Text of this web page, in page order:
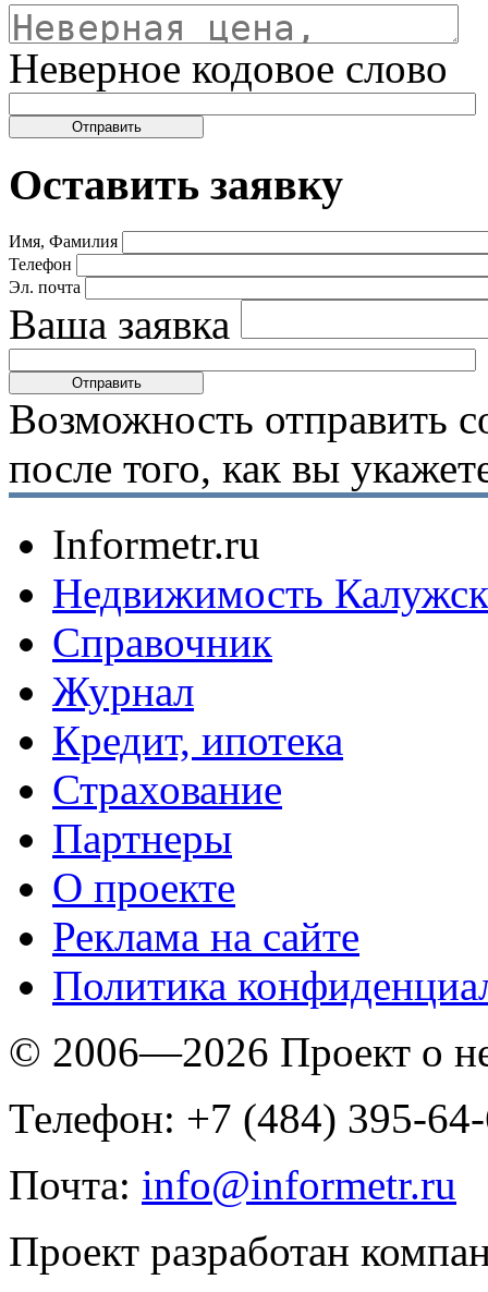
Неверное кодовое слово
Оставить заявку
Имя, Фамилия
Телефон
Эл. почта
Ваша заявка
Возможность отправить
после того, как вы
Informetr.ru
Недвижимость
Справочник
Журнал
Кредит, ипотека
Страхование
Партнеры
O проекте
Реклама на сайте
Политика
© 2006—2026 Проект о
Телефон: +7 (484) 395-
Почта: info@informetr.ru
Проект разработан